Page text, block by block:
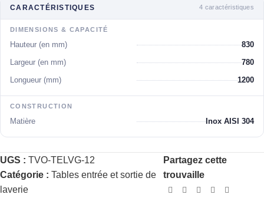
CARACTÉRISTIQUES 4 caractéristiques
DIMENSIONS & CAPACITÉ
Hauteur (en mm) 830
Largeur (en mm) 780
Longueur (mm) 1200
CONSTRUCTION
Matière Inox AISI 304
UGS : TVO-TELVG-12
Catégorie : Tables entrée et sortie de
laverie
Partagez cette
trouvaille